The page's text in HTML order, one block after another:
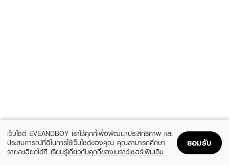
เว็บไซต์ EVEANDBOY เราใช้คุกกี้เพื่อพัฒนาประสิทธิภาพ และ
ประสบการณ์ที่ดีในการใช้เว็บไซต์ของคุณ คุณสามารถศึกษา
รายละเอียดได้ที่ เรียนรู้เกี่ยวกับคุกกี้ของเบราว์เซอร์เพิ่มเติม
ยอมรับ